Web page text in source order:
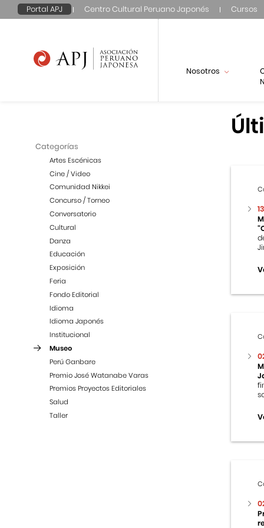
Portal APJ Centro Cultural Peruano Japonés Cursos
Nosotros
Categorías
Artes Escénicas
Cine / Video
Comunidad Nikkei
Concurso / Torneo
Conversatorio
Cultural
Danza
Educación
Exposición
Feria
Fondo Editorial
Idioma
Idioma Japonés
Institucional
Museo
Perú Ganbare
Premio José Watanabe Varas
Premios Proyectos Editoriales
Salud
Taller